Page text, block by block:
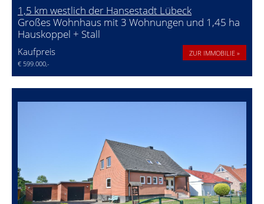
1,5 km westlich der Hansestadt Lübeck
Großes Wohnhaus mit 3 Wohnungen und 1,45 ha
Hauskoppel + Stall
Kaufpreis
€ 599.000,-
ZUR IMMOBILIE »